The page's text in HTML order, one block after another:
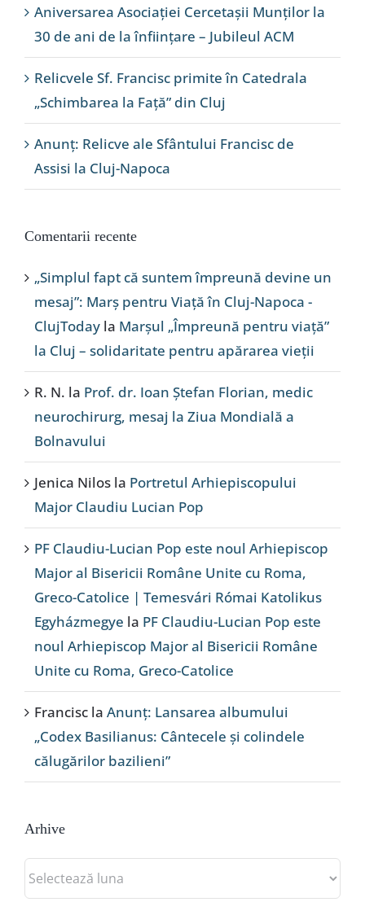
Aniversarea Asociației Cercetașii Munților la
30 de ani de la înființare – Jubileul ACM
Relicvele Sf. Francisc primite în Catedrala
„Schimbarea la Față” din Cluj
Anunț: Relicve ale Sfântului Francisc de
Assisi la Cluj-Napoca
Comentarii recente
„Simplul fapt că suntem împreună devine un
mesaj”: Marș pentru Viață în Cluj-Napoca -
ClujToday la Marșul „Împreună pentru viață”
la Cluj – solidaritate pentru apărarea vieții
R. N. la Prof. dr. Ioan Ștefan Florian, medic
neurochirurg, mesaj la Ziua Mondială a
Bolnavului
Jenica Nilos la Portretul Arhiepiscopului
Major Claudiu Lucian Pop
PF Claudiu-Lucian Pop este noul Arhiepiscop
Major al Bisericii Române Unite cu Roma,
Greco-Catolice | Temesvári Római Katolikus
Egyházmegye la PF Claudiu-Lucian Pop este
noul Arhiepiscop Major al Bisericii Române
Unite cu Roma, Greco-Catolice
Francisc la Anunț: Lansarea albumului
„Codex Basilianus: Cântecele și colindele
călugărilor bazilieni”
Arhive
Arhive